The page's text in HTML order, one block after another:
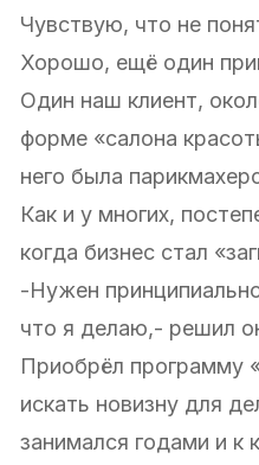
Чувствую, что не
Хорошо, ещё один
Один наш клиент,
форме «салона
него была
Как и у многих,
когда бизнес стал
-Нужен
что я делаю,- решил
Приобрёл программу
искать новизну для
занимался годами и к